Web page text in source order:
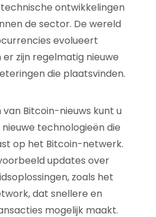
ontwikkelingen
de sector. De wereld
evolueert
zijn regelmatig nieuwe
die plaatsvinden.
Bitcoin-nieuws kunt u
technologieën die
op het Bitcoin-netwerk.
updates over
zoals het
dat snellere en
mogelijk maakt.